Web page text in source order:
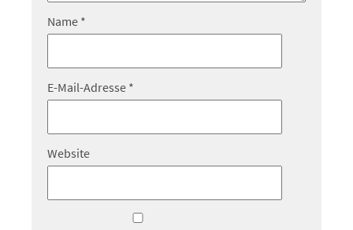
Name *
E-Mail-Adresse *
Website